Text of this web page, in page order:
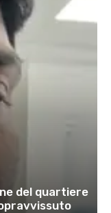
del quartiere